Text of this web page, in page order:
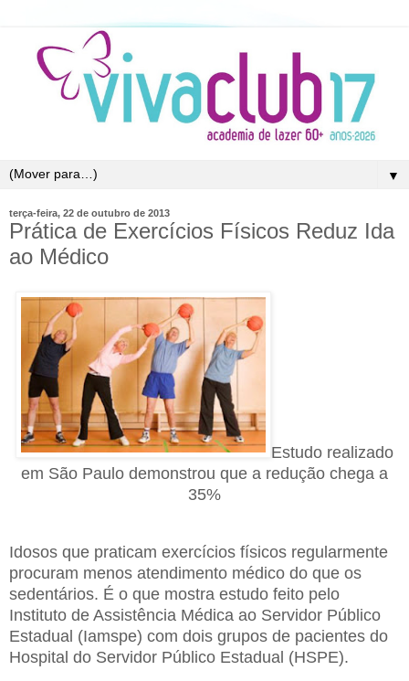
▼
terça-feira, 22 de outubro de 2013
Prática de Exercícios Físicos Reduz Ida
ao Médico
Estudo realizado
em São Paulo demonstrou que a redução chega a
35%
Idosos que praticam exercícios físicos regularmente
procuram menos atendimento médico do que os
sedentários. É o que mostra estudo feito pelo
Instituto de Assistência Médica ao Servidor Público
Estadual (Iamspe) com dois grupos de pacientes do
Hospital do Servidor Público Estadual (HSPE).